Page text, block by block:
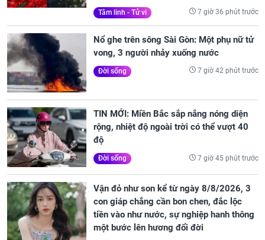
Tâm linh - Tử vi 7 giờ 36 phút trước
Nổ ghe trên sông Sài Gòn: Một phụ nữ tử
vong, 3 người nhảy xuống nước
Đời sống 7 giờ 42 phút trước
TIN MỚI: Miền Bắc sắp nắng nóng diện
rộng, nhiệt độ ngoài trời có thể vượt 40
độ
Đời sống 7 giờ 45 phút trước
Vận đỏ như son kể từ ngày 8/8/2026, 3
con giáp chẳng cần bon chen, đắc lộc
tiền vào như nước, sự nghiệp hanh thông
một bước lên hương đổi đời